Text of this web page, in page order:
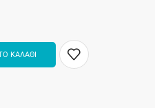
ΚΑΛΑΘΙ